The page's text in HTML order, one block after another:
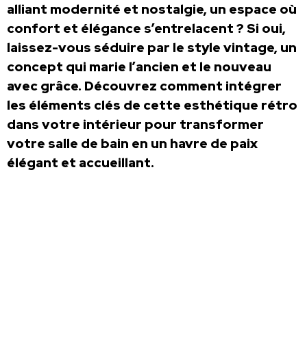
alliant modernité et nostalgie, un espace où
confort et élégance s’entrelacent ? Si oui,
laissez-vous séduire par le style vintage, un
concept qui marie l’ancien et le nouveau
avec grâce. Découvrez comment intégrer
les éléments clés de cette esthétique rétro
dans votre intérieur pour transformer
votre salle de bain en un havre de paix
élégant et accueillant.